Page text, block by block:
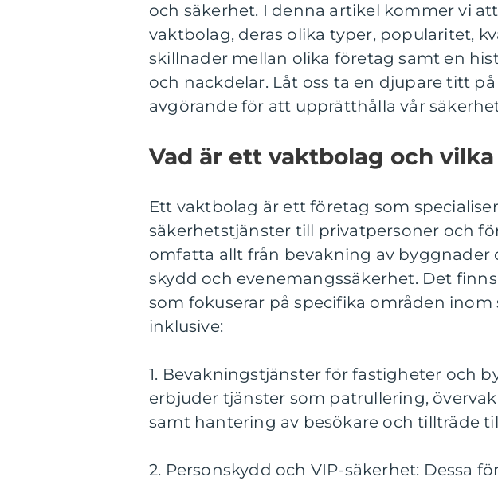
och säkerhet. I denna artikel kommer vi
vaktbolag, deras olika typer, popularitet,
skillnader mellan olika företag samt en
och nackdelar. Låt oss ta en djupare titt
avgörande för att upprätthålla vår
Vad är ett vaktbolag och
Ett vaktbolag är ett företag som
säkerhetstjänster till privatpersoner och
omfatta allt från bevakning av byggnader
skydd och evenemangssäkerhet. Det
som fokuserar på specifika områden
inklusive:
1. Bevakningstjänster för fastigheter och
erbjuder tjänster som patrullering,
samt hantering av besökare och tillträde
2. Personskydd och VIP-säkerhet: Dessa